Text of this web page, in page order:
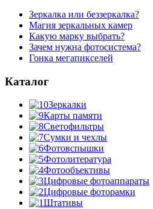
Зеркалка или беззеркалка?
Магия зеркальных камер
Какую марку выбрать?
Зачем нужна фотосистема?
Гонка мегапикселей
Каталог
Зеркалки
Карты памяти
Светофильтры
Сумки и чехлы
Фотовспышки
Фотолитература
Фотообъективы
Цифровые фотоаппараты
Цифровые фоторамки
Штативы